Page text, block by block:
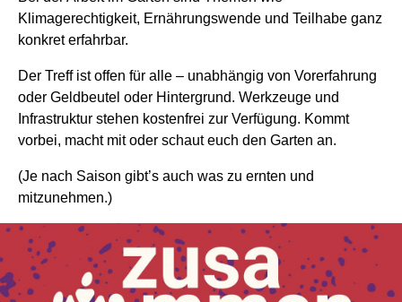
Klimagerechtigkeit, Ernährungswende und Teilhabe ganz
konkret erfahrbar.
Der Treff ist offen für alle – unabhängig von Vorerfahrung
oder Geldbeutel oder Hintergrund. Werkzeuge und
Infrastruktur stehen kostenfrei zur Verfügung. Kommt
vorbei, macht mit oder schaut euch den Garten an.
(Je nach Saison gibt’s auch was zu ernten und
mitzunehmen.)